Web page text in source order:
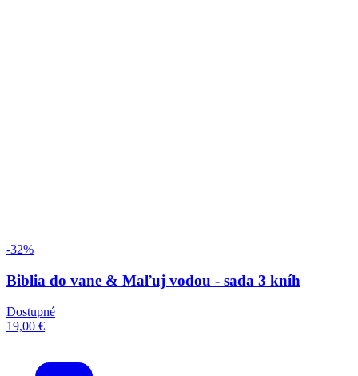
-32%
Biblia do vane & Maľuj vodou - sada 3 kníh
Dostupné
19,00 €